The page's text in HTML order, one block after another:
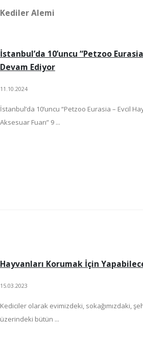
Kediler Alemi
İstanbul’da 10’uncu “Petzoo
Devam Ediyor
11.10.2024
İstanbul’da 10’uncu “Petzoo Eurasia – Evcil
Aksesuar Fuarı” 9 ...
Hayvanları Korumak İçin
15.03.2023
Kediciler olarak evimizdeki, sokağımızdaki,
üzerindeki bütün ...